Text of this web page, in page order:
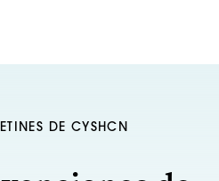
DE CYSHCN